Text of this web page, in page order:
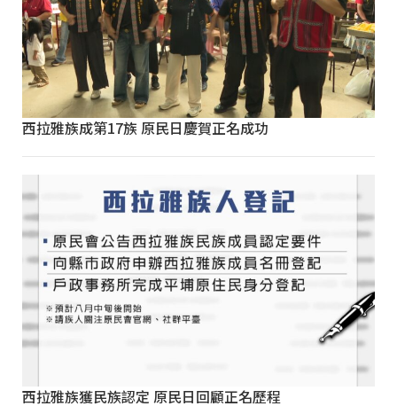
西拉雅族成第17族 原民日慶賀正名成功
西拉雅族獲民族認定 原民日回顧正名歷程